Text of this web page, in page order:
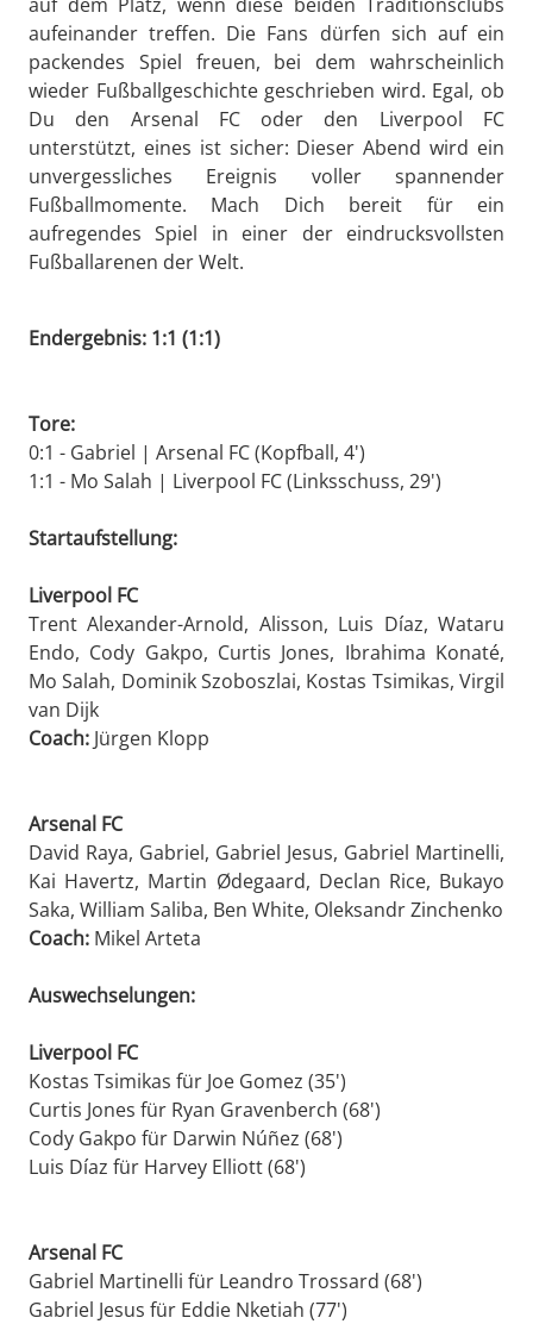
aufeinander treffen. Die Fans dürfen sich auf ein
packendes Spiel freuen, bei dem wahrscheinlich
wieder Fußballgeschichte geschrieben wird. Egal, ob
Du den Arsenal FC oder den Liverpool FC
unterstützt, eines ist sicher: Dieser Abend wird ein
unvergessliches Ereignis voller spannender
Fußballmomente. Mach Dich bereit für ein
aufregendes Spiel in einer der eindrucksvollsten
Fußballarenen der Welt.
Endergebnis: 1:1 (1:1)
Tore:
0:1 - Gabriel | Arsenal FC (Kopfball, 4')
1:1 - Mo Salah | Liverpool FC (Linksschuss, 29')
Startaufstellung:
Liverpool FC
Trent Alexander-Arnold, Alisson, Luis Díaz, Wataru
Endo, Cody Gakpo, Curtis Jones, Ibrahima Konaté,
Mo Salah, Dominik Szoboszlai, Kostas Tsimikas, Virgil
van Dijk
Coach: Jürgen Klopp
Arsenal FC
David Raya, Gabriel, Gabriel Jesus, Gabriel Martinelli,
Kai Havertz, Martin Ødegaard, Declan Rice, Bukayo
Saka, William Saliba, Ben White, Oleksandr Zinchenko
Coach: Mikel Arteta
Auswechselungen:
Liverpool FC
Kostas Tsimikas für Joe Gomez (35')
Curtis Jones für Ryan Gravenberch (68')
Cody Gakpo für Darwin Núñez (68')
Luis Díaz für Harvey Elliott (68')
Arsenal FC
Gabriel Martinelli für Leandro Trossard (68')
Gabriel Jesus für Eddie Nketiah (77')